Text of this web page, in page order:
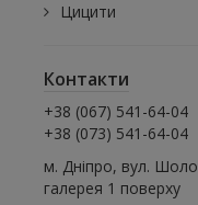
Цицити
Контакти
+38 (067) 541-64-04
+38 (073) 541-64-04
м. Дніпро, вул.
галерея 1 поверху